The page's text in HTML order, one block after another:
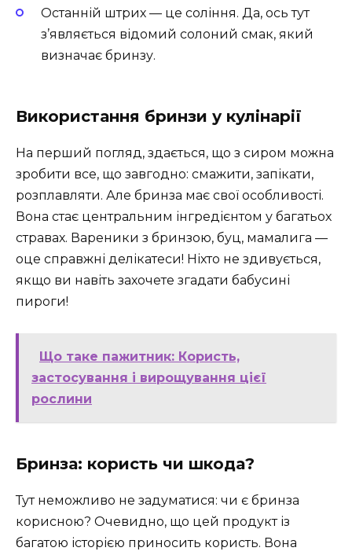
Останній штрих — це соління. Да, ось тут
з’являється відомий солоний смак, який
визначає бринзу.
Використання бринзи у кулінарії
На перший погляд, здається, що з сиром можна
зробити все, що завгодно: смажити, запікати,
розплавляти. Але бринза має свої особливості.
Вона стає центральним інгредієнтом у багатьох
стравах. Вареники з бринзою, буц, мамалига —
оце справжні делікатеси! Ніхто не здивується,
якщо ви навіть захочете згадати бабусині
пироги!
Що таке пажитник: Користь,
застосування і вирощування цієї
рослини
Бринза: користь чи шкода?
Тут неможливо не задуматися: чи є бринза
корисною? Очевидно, що цей продукт із
багатою історією приносить користь. Вона